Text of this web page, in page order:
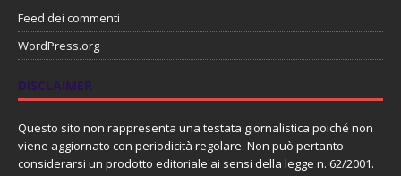
Feed dei commenti
WordPress.org
DISCLAIMER
Questo sito non rappresenta una testata giornalistica poiché non
viene aggiornato con periodicità regolare. Non può pertanto
considerarsi un prodotto editoriale ai sensi della legge n. 62/2001.